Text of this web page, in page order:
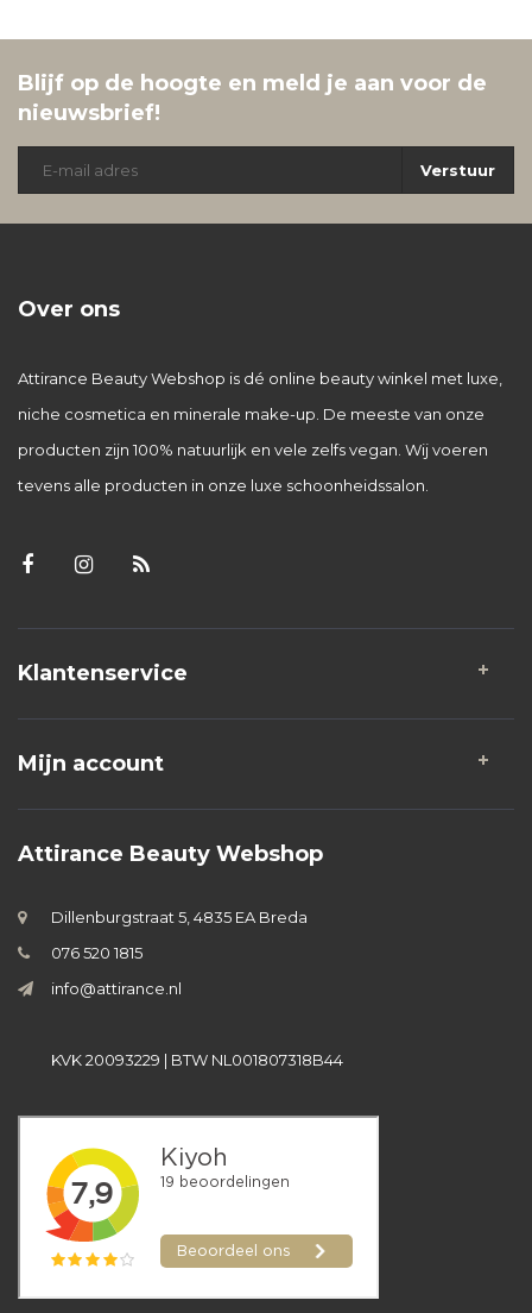
Blijf op de hoogte en meld je aan voor de
nieuwsbrief!
Verstuur
Over ons
Attirance Beauty Webshop is dé online beauty winkel met luxe,
niche cosmetica en minerale make-up. De meeste van onze
producten zijn 100% natuurlijk en vele zelfs vegan. Wij voeren
tevens alle producten in onze luxe schoonheidssalon.
Klantenservice
Mijn account
Attirance Beauty Webshop
Dillenburgstraat 5, 4835 EA Breda
076 520 1815
info@attirance.nl
KVK 20093229 | BTW NL001807318B44